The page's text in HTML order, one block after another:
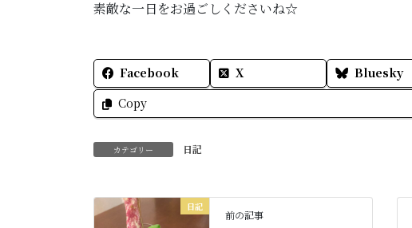
素敵な一日をお過ごしくださいね☆
Facebook X Bluesky
Copy
カテゴリー 日記
日記
前の記事